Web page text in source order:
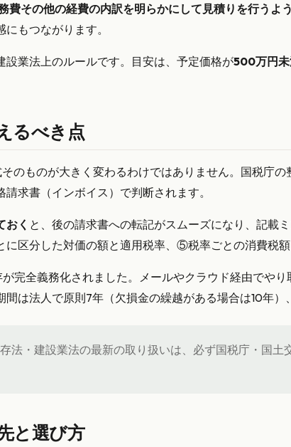
費その他の経費の内訳を明らかにして見積りを行うよ
もつながります。
業法上のルールです。目安は、予定価格が500万円
るべき点
のものが大きく変わるわけではありません。国税庁
求書（インボイス）で判断されます。
おく と、後の請求書への転記がスムーズになり、記載
区分した対価の額と適用税率、⑤税率ごとの消費税
完全義務化されました。メールやクラウド経由でや
は法人で原則7年（欠損金の繰越がある場合は10年）
・建設業法の最新の取り扱いは、必ず国税庁・国
と選び方